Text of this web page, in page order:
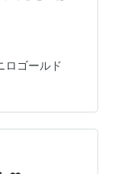
は？ ・・・
今日もひと
ている♡ 一つ
くらいしか
るなんて 初め
ロゴールド